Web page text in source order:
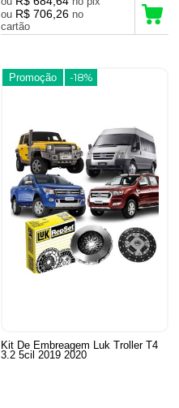
ou R$ 706,26 no
cartão
Promoção -18%
Kit De Embreagem Luk Troller T4
3.2 5cil 2019 2020